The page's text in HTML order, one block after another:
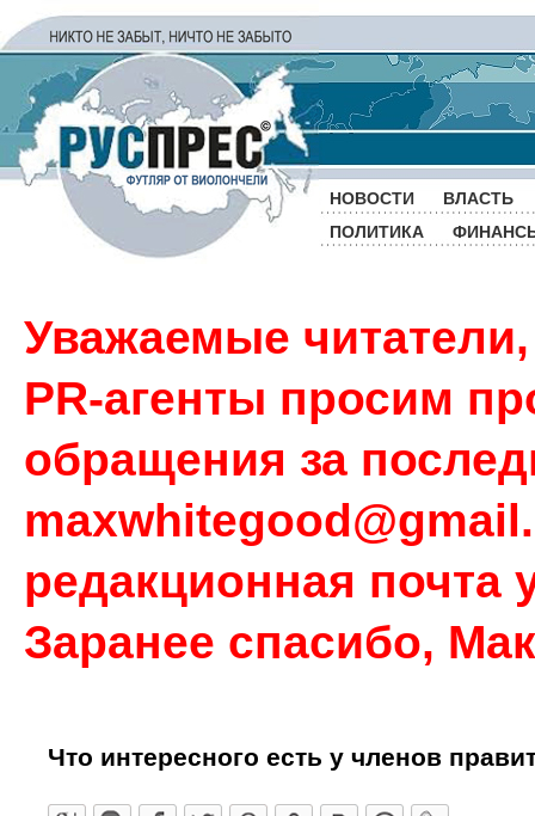
НОВОСТИ
ВЛАСТЬ
ПОЛИТИКА
Уважаемые
PR-агенты просим
обращения за
редакционная почта
Заранее спасибо,
Что интересного есть у членов